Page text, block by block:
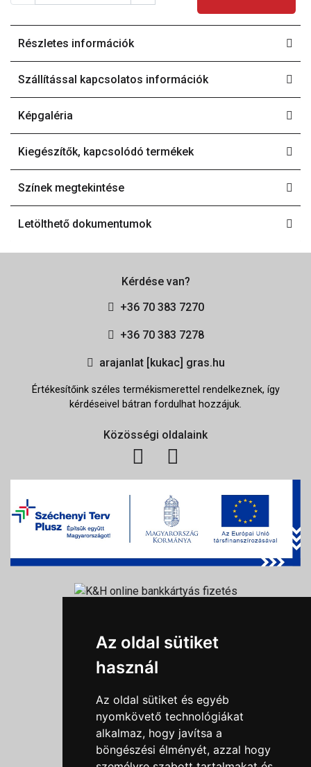
Az oldal sütiket
használ
Az oldal sütiket és egyéb
nyomkövető technológiákat
alkalmaz, hogy javítsa a
böngészési élményét, azzal hogy
Részletes információk
Szállítással kapcsolatos információk
Képgaléria
Kiegészítők, kapcsolódó termékek
Színek megtekintése
Letölthető dokumentumok
Kérdése van?
+36 70 383 7270
+36 70 383 7278
arajanlat [kukac] gras.hu
Értékesítőink széles termékismerettel rendelkeznek, így
kérdéseivel bátran fordulhat hozzájuk.
Közösségi oldalaink
Információk
Általános szerződési feltételek
Impresszum
Nyereményjáték szabály
Outlet nap nyereményjáték szabályzat
Süti beállítások